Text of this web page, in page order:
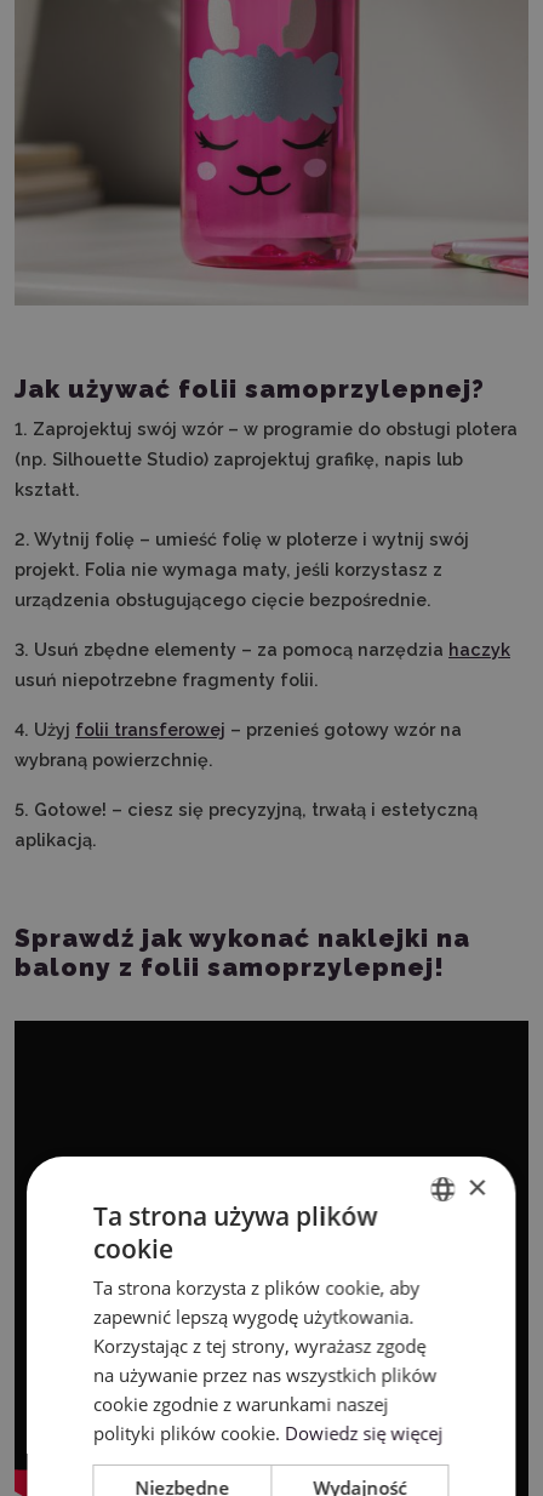
Jak używać folii samoprzylepnej?
1. Zaprojektuj swój wzór – w programie do obsługi plotera
(np. Silhouette Studio) zaprojektuj grafikę, napis lub
kształt.
2. Wytnij folię – umieść folię w ploterze i wytnij swój
projekt. Folia nie wymaga maty, jeśli korzystasz z
urządzenia obsługującego cięcie bezpośrednie.
3. Usuń zbędne elementy – za pomocą narzędzia haczyk
usuń niepotrzebne fragmenty folii.
4. Użyj folii transferowej – przenieś gotowy wzór na
wybraną powierzchnię.
5. Gotowe! – ciesz się precyzyjną, trwałą i estetyczną
aplikacją.
Sprawdź jak wykonać naklejki na
balony z folii samoprzylepnej!
POLISH
×
Ta strona używa plików
cookie
Ta strona korzysta z plików cookie, aby
zapewnić lepszą wygodę użytkowania.
Korzystając z tej strony, wyrażasz zgodę
na używanie przez nas wszystkich plików
cookie zgodnie z warunkami naszej
polityki plików cookie. Dowiedz się więcej
Niezbędne Wydajność